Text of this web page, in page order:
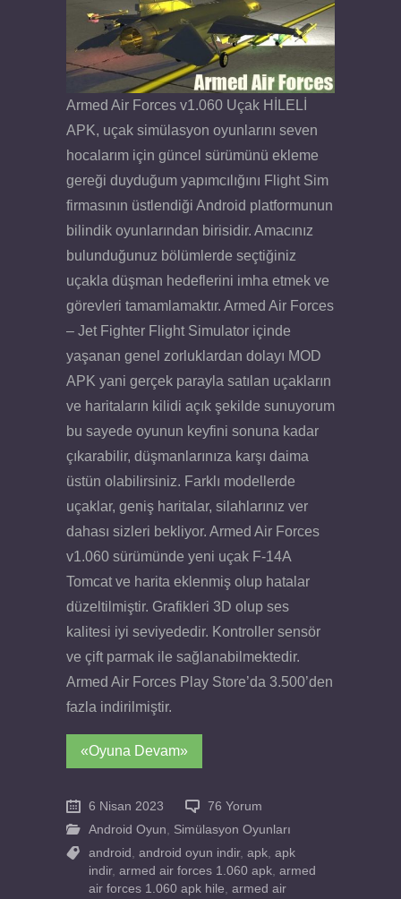
Armed Air Forces v1.060 Uçak HİLELİ
APK, uçak simülasyon oyunlarını seven
hocalarım için güncel sürümünü ekleme
gereği duyduğum yapımcılığını Flight Sim
firmasının üstlendiği Android platformunun
bilindik oyunlarından birisidir. Amacınız
bulunduğunuz bölümlerde seçtiğiniz
uçakla düşman hedeflerini imha etmek ve
görevleri tamamlamaktır. Armed Air Forces
– Jet Fighter Flight Simulator içinde
yaşanan genel zorluklardan dolayı MOD
APK yani gerçek parayla satılan uçakların
ve haritaların kilidi açık şekilde sunuyorum
bu sayede oyunun keyfini sonuna kadar
çıkarabilir, düşmanlarınıza karşı daima
üstün olabilirsiniz. Farklı modellerde
uçaklar, geniş haritalar, silahlarınız ver
dahası sizleri bekliyor. Armed Air Forces
v1.060 sürümünde yeni uçak F-14A
Tomcat ve harita eklenmiş olup hatalar
düzeltilmiştir. Grafikleri 3D olup ses
kalitesi iyi seviyededir. Kontroller sensör
ve çift parmak ile sağlanabilmektedir.
Armed Air Forces Play Store’da 3.500’den
fazla indirilmiştir.
«Oyuna Devam»
6 Nisan 2023
76 Yorum
Android Oyun
Simülasyon Oyunları
android
android oyun indir, apk apk
indir, armed air forces 1.060 apk armed
air forces 1.060 apk hile armed air